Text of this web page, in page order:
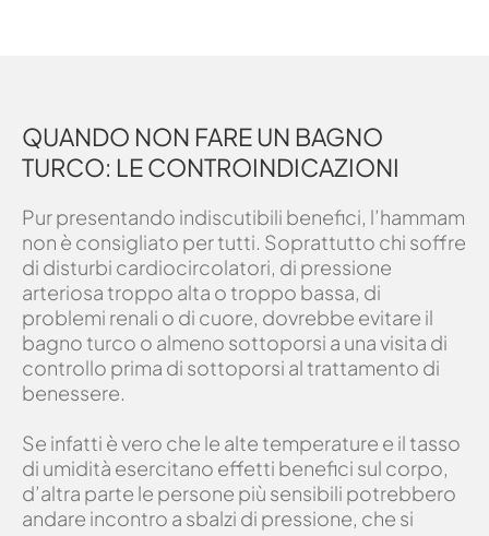
QUANDO NON FARE UN BAGNO
TURCO: LE CONTROINDICAZIONI
Pur presentando indiscutibili benefici, l’hammam
non è consigliato per tutti. Soprattutto chi soffre
di disturbi cardiocircolatori, di pressione
arteriosa troppo alta o troppo bassa, di
problemi renali o di cuore, dovrebbe evitare il
bagno turco o almeno sottoporsi a una visita di
controllo prima di sottoporsi al trattamento di
benessere.
Se infatti è vero che le alte temperature e il tasso
di umidità esercitano effetti benefici sul corpo,
d’altra parte le persone più sensibili potrebbero
andare incontro a sbalzi di pressione, che si